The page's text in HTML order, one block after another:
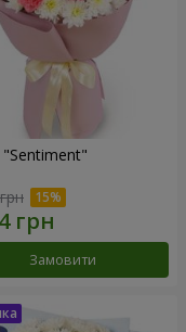
"Sentiment"
Замовити